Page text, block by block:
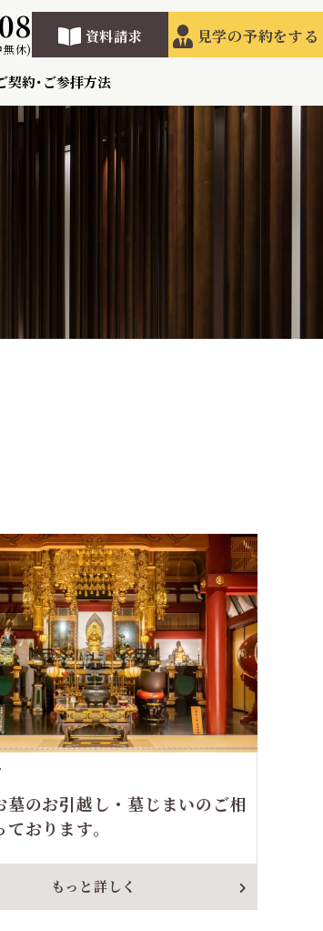
休)
資料請求 見学の予約をする
契約･ご参拝方法
墓のお引越し・墓じまいのご相
おります。
もっと詳しく